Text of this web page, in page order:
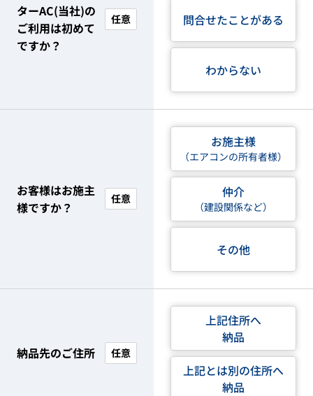
ターAC(当社)の
ご利用は初めて
ですか？
任意 問合せたことがある
わからない
お客様はお施主
様ですか？
任意
お施主様
（エアコンの所有者様）
仲介
（建設関係など）
その他
納品先のご住所 任意
上記住所へ
納品
上記とは別の住所へ
納品